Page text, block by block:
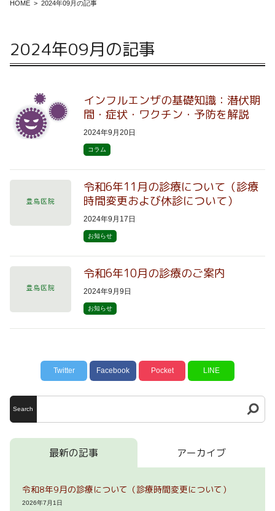
HOME 2024年09月の記事
2024年09月の記事
インフルエンザの基礎知識：潜伏期
間・症状・ワクチン・予防を解説
2024年9月20日
コラム
令和6年11月の診療について（診療
時間変更および休診について）
2024年9月17日
お知らせ
令和6年10月の診療のご案内
2024年9月9日
お知らせ
Twitter Facebook Pocket LINE
Search
最新の記事 アーカイブ
令和8年9月の診療について（診療時間変更について）
2026年7月1日